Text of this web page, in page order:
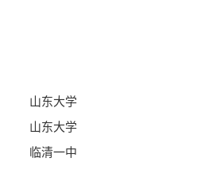
山东大学
山东大学
临清一中